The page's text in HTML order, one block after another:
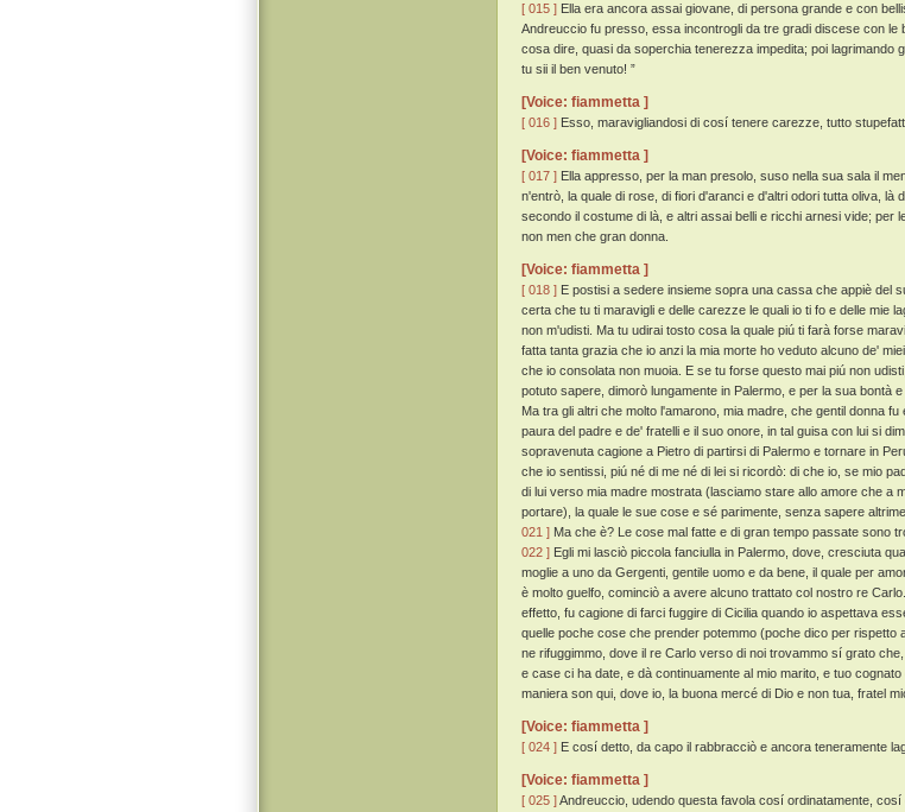
[ 015 ] Ella era ancora assai giovane, di persona grande e con
Andreuccio fu presso, essa incontrogli da tre gradi discese con
cosa dire, quasi da soperchia tenerezza impedita; poi lagrimando
tu sii il ben venuto! ”
[Voice: fiammetta ]
[ 016 ] Esso, maravigliandosi di cosí tenere carezze, tutto
[Voice: fiammetta ]
[ 017 ] Ella appresso, per la man presolo, suso nella sua sala il
n'entrò, la quale di rose, di fiori d'aranci e d'altri odori tutta oliva, là
secondo il costume di là, e altri assai belli e ricchi arnesi vide;
non men che gran donna.
[Voice: fiammetta ]
[ 018 ] E postisi a sedere insieme sopra una cassa che appiè del
certa che tu ti maravigli e delle carezze le quali io ti fo e delle mie
non m'udisti. Ma tu udirai tosto cosa la quale piú ti farà forse
fatta tanta grazia che io anzi la mia morte ho veduto alcuno de'
che io consolata non muoia. E se tu forse questo mai piú non
potuto sapere, dimorò lungamente in Palermo, e per la sua bontà
Ma tra gli altri che molto l'amarono, mia madre, che gentil donna
paura del padre e de' fratelli e il suo onore, in tal guisa con lui si
sopravenuta cagione a Pietro di partirsi di Palermo e tornare in
che io sentissi, piú né di me né di lei si ricordò: di che io, se mio
di lui verso mia madre mostrata (lasciamo stare allo amore che a
portare), la quale le sue cose e sé parimente, senza sapere
021 ] Ma che è? Le cose mal fatte e di gran tempo passate sono
022 ] Egli mi lasciò piccola fanciulla in Palermo, dove, cresciuta
moglie a uno da Gergenti, gentile uomo e da bene, il quale per
è molto guelfo, cominciò a avere alcuno trattato col nostro re Carlo.
effetto, fu cagione di farci fuggire di Cicilia quando io aspettava
quelle poche cose che prender potemmo (poche dico per
ne rifuggimmo, dove il re Carlo verso di noi trovammo sí grato
e case ci ha date, e dà continuamente al mio marito, e tuo
maniera son qui, dove io, la buona mercé di Dio e non tua, fratel
[Voice: fiammetta ]
[ 024 ] E cosí detto, da capo il rabbracciò e ancora teneramente
[Voice: fiammetta ]
[ 025 ]Andreuccio, udendo questa favola cosí ordinatamente,